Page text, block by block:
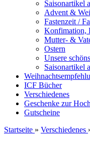
Saisonartikel
Advent &
Fastenzeit /
Konfimation,
Mutter- &
Ostern
Unsere
Saisonartikel
ICF Bücher
Verschiedenes
Geschenke zur
Gutscheine
Startseite » Verschiedenes